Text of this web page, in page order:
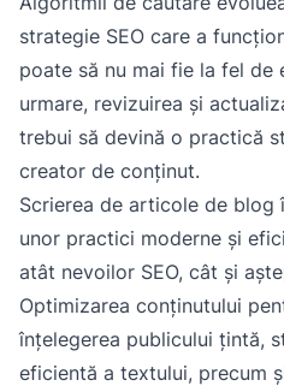
strategie SEO care a
poate să nu mai fie la fel de
urmare, revizuirea și
trebui să devină o practică
creator de conținut.
Scrierea de articole de blog
unor practici moderne și
atât nevoilor SEO, cât și
Optimizarea conținutului
înțelegerea publicului țintă,
eficientă a textului, precum